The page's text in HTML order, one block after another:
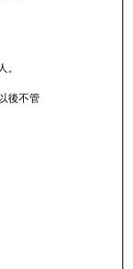
。
後不管